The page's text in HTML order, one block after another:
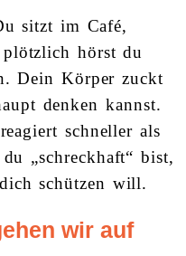
sitzt im Café,
hörst du
Dein Körper zuckt
denken kannst.
schneller als
„schreckhaft“ bist,
schützen will.
wir auf